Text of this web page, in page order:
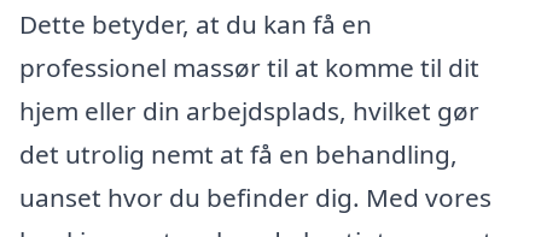
Dette betyder, at du kan få en
professionel massør til at komme til dit
hjem eller din arbejdsplads, hvilket gør
det utrolig nemt at få en behandling,
uanset hvor du befinder dig. Med vores